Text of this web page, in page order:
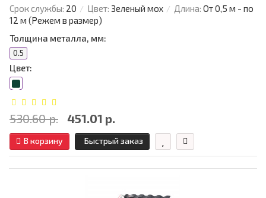
Срок службы: 20 Цвет: Зеленый мох Длина: От 0,5 м - по
12 м (Режем в размер)
Толщина металла, мм:
0.5
Цвет:
530.60 р. 451.01 р.
В корзину Быстрый заказ